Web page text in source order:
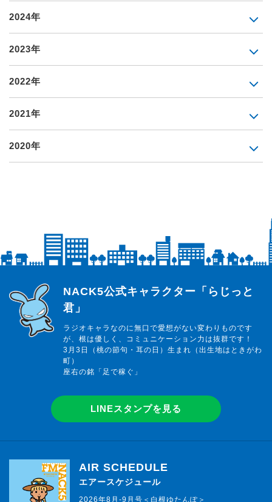
2024年
2023年
2022年
2021年
2020年
らじっと君
NACK5公式キャラクター「らじっと
君」
ラジオキャラなのに無口で愛想がない変わりものです
が、根は優しく、コミュニケーション力は抜群です！
3月3日（桃の節句・耳の日）生まれ（出生地はときがわ
町）
座右の銘「足で稼ぐ」
LINEスタンプを見る
AIR SCHEDULE
エアースケジュール
2026年8月-9月号＜白根ゆたんぽ＞